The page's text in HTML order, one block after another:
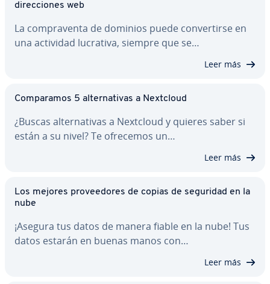
di­re­c­cio­nes web
La co­m­pra­ve­n­ta de dominios puede co­n­ve­r­ti­r­se en
una actividad lucrativa, siempre que se…
Leer más
Co­m­pa­ra­mos 5 al­te­r­na­ti­vas a Nextcloud
¿Buscas al­te­r­na­ti­vas a Nextcloud y quieres saber si
están a su nivel? Te ofrecemos un…
Leer más
Los mejores pro­vee­do­res de copias de seguridad en la
nube
¡Asegura tus datos de manera fiable en la nube! Tus
datos estarán en buenas manos con…
Leer más